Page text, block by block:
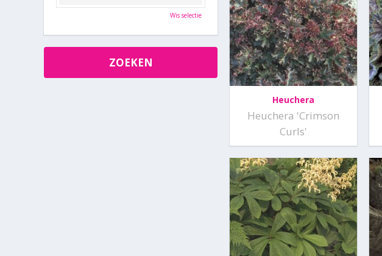
Heuchera
Heuchera 'Crimson
Curls'
Wis selectie